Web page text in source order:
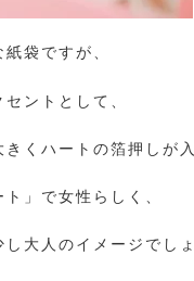
袋ですが、
ントとして、
きくハートの箔押しが
ト」で女性らしく、
し大人のイメージでし